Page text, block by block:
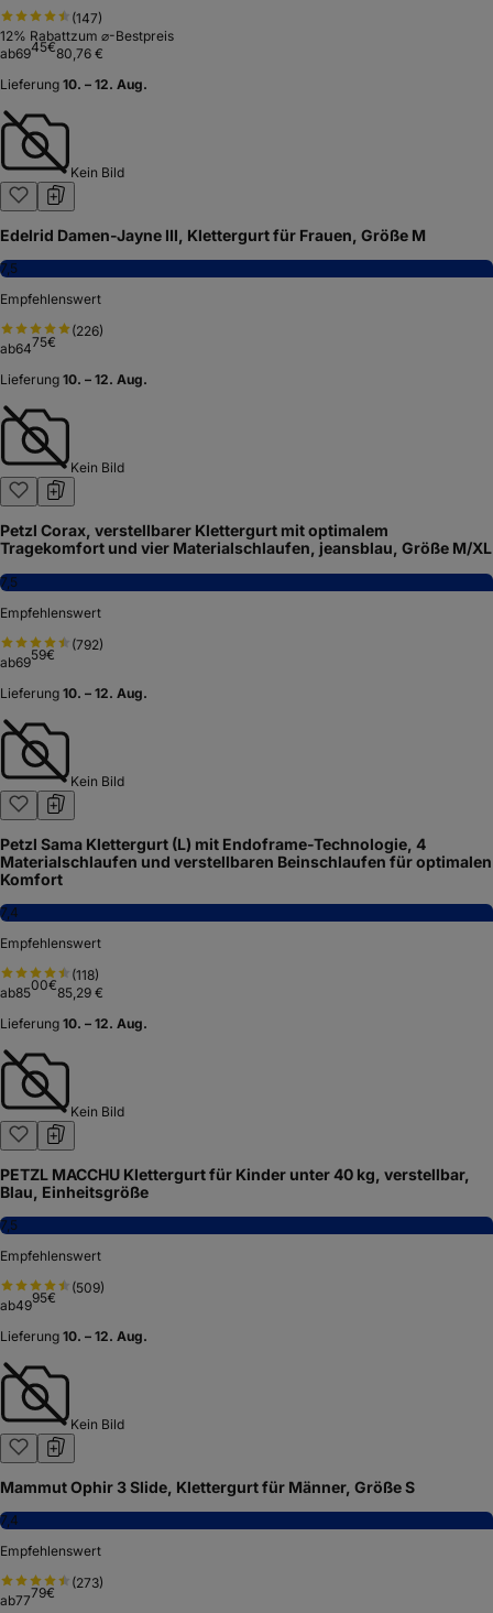
(147)
12% Rabattzum ⌀-Bestpreis
ab6945€80,76 €
Lieferung 10. – 12. Aug.
Kein Bild
Edelrid Damen-Jayne III, Klettergurt für Frauen, Größe M
7,5
Empfehlenswert
(226)
ab6475€
Lieferung 10. – 12. Aug.
Kein Bild
Petzl Corax, verstellbarer Klettergurt mit optimalem
Tragekomfort und vier Materialschlaufen, jeansblau, Größe M/XL
7,5
Empfehlenswert
(792)
ab6959€
Lieferung 10. – 12. Aug.
Kein Bild
Petzl Sama Klettergurt (L) mit Endoframe-Technologie, 4
Materialschlaufen und verstellbaren Beinschlaufen für optimalen
Komfort
7,4
Empfehlenswert
(118)
ab8500€85,29 €
Lieferung 10. – 12. Aug.
Kein Bild
PETZL MACCHU Klettergurt für Kinder unter 40 kg, verstellbar,
Blau, Einheitsgröße
7,5
Empfehlenswert
(509)
ab4995€
Lieferung 10. – 12. Aug.
Kein Bild
Mammut Ophir 3 Slide, Klettergurt für Männer, Größe S
7,4
Empfehlenswert
(273)
ab7779€